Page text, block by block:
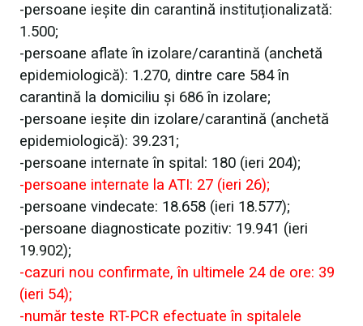
-persoane ieșite din carantină instituționalizată:
1.500;
-persoane aflate în izolare/carantină (anchetă
epidemiologică): 1.270, dintre care 584 în
carantină la domiciliu și 686 în izolare;
-persoane ieșite din izolare/carantină (anchetă
epidemiologică): 39.231;
-persoane internate în spital: 180 (ieri 204);
-persoane internate la ATI: 27 (ieri 26);
-persoane vindecate: 18.658 (ieri 18.577);
-persoane diagnosticate pozitiv: 19.941 (ieri
19.902);
-cazuri nou confirmate, în ultimele 24 de ore: 39
(ieri 54);
-număr teste RT-PCR efectuate în spitalele